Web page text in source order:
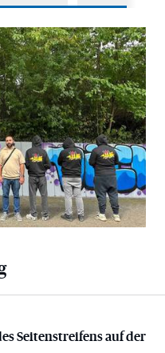
Seitenstreifens auf der A3
Seitenstreifens auf der